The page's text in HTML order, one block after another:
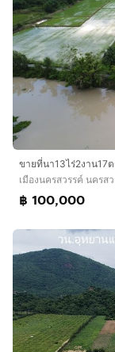
ขายที่นา13ไร่2งาน17ต
เมืองนครสวรรค์ นครส
฿ 100,000